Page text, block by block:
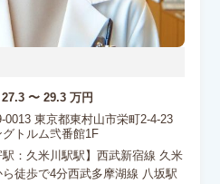
〜 29.3 万円
0013 東京都東村山市栄町2-4-23
グトルム弐番館1F
駅：久米川駅駅】西武新宿線 久米
ら徒歩で4分西武多摩湖線 八坂駅